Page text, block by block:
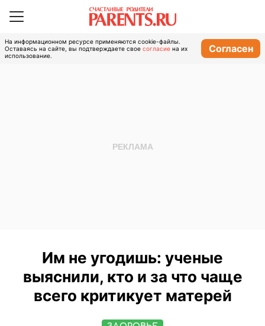
На информационном ресурсе применяются cookie-файлы.
Оставаясь на сайте, вы подтверждаете свое согласие на их
использование.
Согласен
Им не угодишь: ученые
выяснили, кто и за что чаще
всего критикует матерей